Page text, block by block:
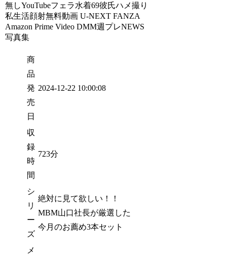
無しYouTubeフェラ水着69彼氏ハメ撮り
私生活顔射無料動画 U-NEXT FANZA
Amazon Prime Video DMM週プレNEWS
写真集
商
品
発
売
日
2024-12-22 10:00:08
収
録
時
間
723分
シ
リ
ー
ズ
絶対に見て欲しい！！
MBM山口社長が厳選した
今月のお薦め3本セット
メ